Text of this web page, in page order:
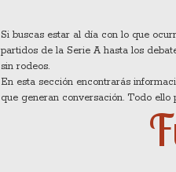
Si buscas estar al día con lo que
partidos de la Serie A hasta los
sin rodeos.
En esta sección encontrarás
que generan conversación. Todo ello